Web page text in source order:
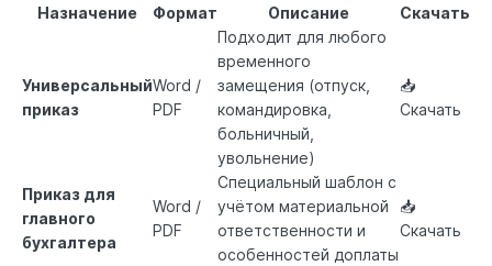
Назначение
Формат Описание Скачать
Универсальный
приказ
Word /
PDF
Подходит для любого
временного
замещения (отпуск,
командировка,
больничный,
увольнение)
📥
Скачать
Приказ для
главного
бухгалтера
Word /
PDF
Специальный шаблон с
учётом материальной
ответственности и
особенностей доплаты
📥
Скачать